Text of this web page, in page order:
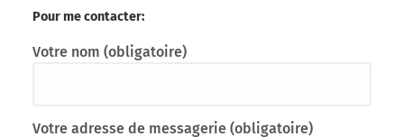
Pour me contacter:
Votre nom (obligatoire)
Votre adresse de messagerie (obligatoire)